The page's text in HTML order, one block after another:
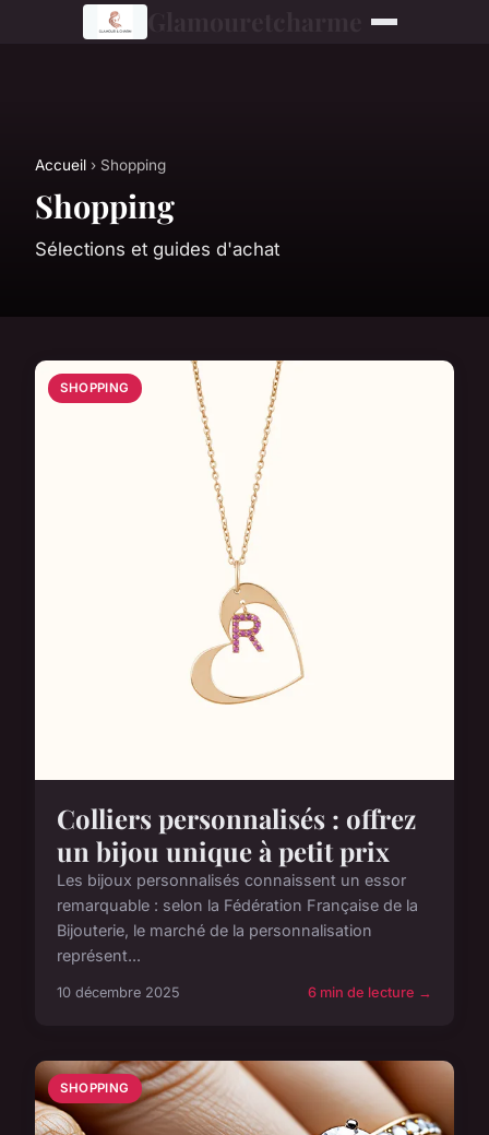
Accueil › Shopping
Shopping
Sélections et guides d'achat
SHOPPING
Colliers personnalisés : offrez
un bijou unique à petit prix
Les bijoux personnalisés connaissent un essor
remarquable : selon la Fédération Française de la
Bijouterie, le marché de la personnalisation
représent...
10 décembre 2025 6 min de lecture →
SHOPPING